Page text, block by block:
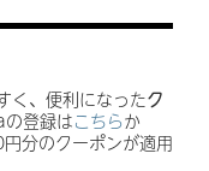
く、便利になったク
登録はこちらか
分のクーポンが適用